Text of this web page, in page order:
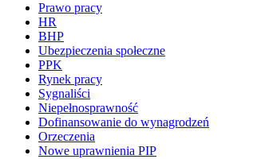
Prawo pracy
HR
BHP
Ubezpieczenia społeczne
PPK
Rynek pracy
Sygnaliści
Niepełnosprawność
Dofinansowanie do wynagrodzeń
Orzeczenia
Nowe uprawnienia PIP